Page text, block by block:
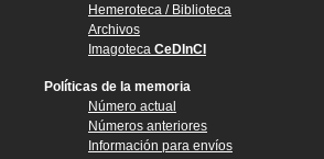
Hemeroteca / Biblioteca
Archivos
Imagoteca CeDInCI
Políticas de la memoria
Número actual
Números anteriores
Información para envíos